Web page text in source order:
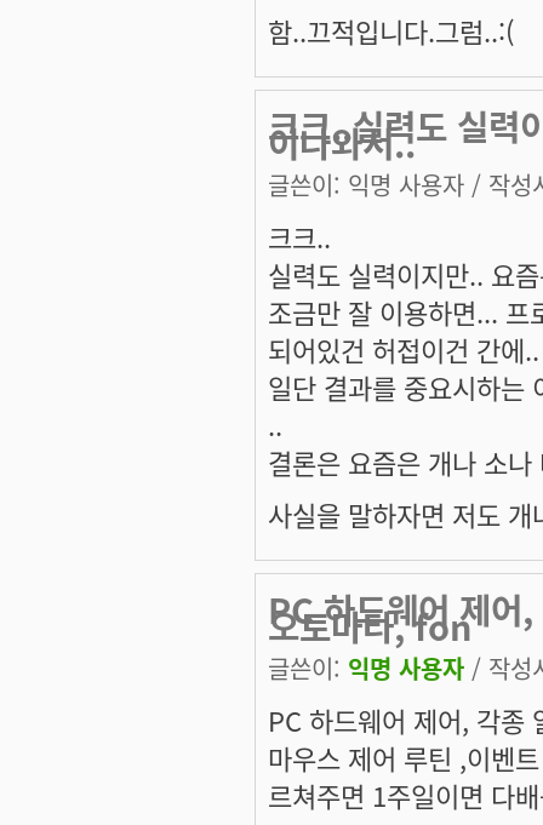
함..끄적입니다.그럼..:(
크크..실력도 실력
이나와서..
글쓴이: 익명 사용자 / 작성
크크..
실력도 실력이지만.. 요
조금만 잘 이용하면... 프
되어있건 허접이건 간에..
일단 결과를 중요시하는
..
결론은 요즘은 개나 소
사실을 말하자면 저도
PC 하드웨어 제어
오토마타, fon
글쓴이: 익명 사용자 / 작성
PC 하드웨어 제어, 각
마우스 제어 루틴 ,이벤
르쳐주면 1주일이면 다